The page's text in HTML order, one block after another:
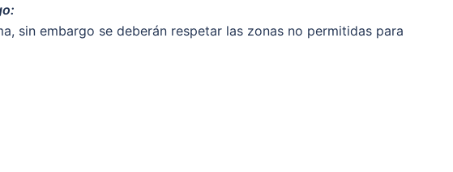
sin embargo se deberán respetar las zonas no permitidas para